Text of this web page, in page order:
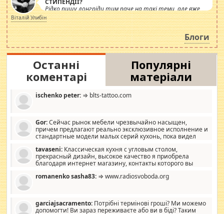
СТИПЕНДІЇ?
Рідко пишу лонгріди тим паче на такі теми, але вже
просто дістало! Обурюють сьогоднішні інсенуації
навколо стипендіального питання. Штучно
роздувається ще одна соціальна катастрофа.
Віталій Улибін
Блоги
Останні
коментарі
Популярні
матеріали
ischenko peter: ⇒ blts-tattoo.com
Gor:Сейчас рынок мебели чрезвычайно насыщен,
причем предлагают реально эксклюзивное исполнение и
стандартные модели малых серий кухонь, пока видел
стандартные формы, в MebelOk, креативненько и что главное -
со вкусом все в порядке, без ненужных наворотов удорожающих
мебель, а это не последний фактор.
tavaseni: Классическая кухня с угловым столом,
прекрасный дизайн, высокое качество я приобрела
благодаря интернет магазину, контакты которого вы
romanenko sasha83: ⇒ www.radiosvoboda.org
garciajsacramento: Потрібні термінові гроші? Ми можемо
допомогти! Ви зараз переживаєте або ви в біді? Таким